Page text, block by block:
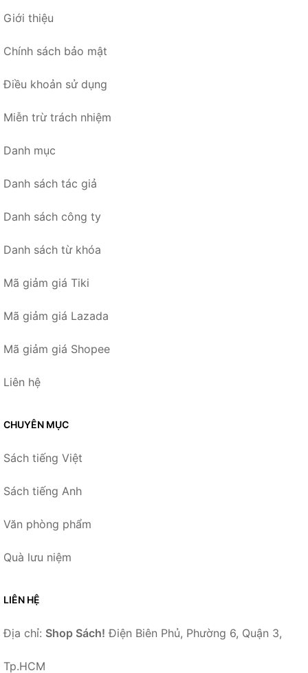
Giới thiệu
Chính sách bảo mật
Điều khoản sử dụng
Miễn trừ trách nhiệm
Danh mục
Danh sách tác giả
Danh sách công ty
Danh sách từ khóa
Mã giảm giá Tiki
Mã giảm giá Lazada
Mã giảm giá Shopee
Liên hệ
CHUYÊN MỤC
Sách tiếng Việt
Sách tiếng Anh
Văn phòng phẩm
Quà lưu niệm
LIÊN HỆ
Địa chỉ: Shop Sách! Điện Biên Phủ, Phường 6, Quận 3,
Tp.HCM